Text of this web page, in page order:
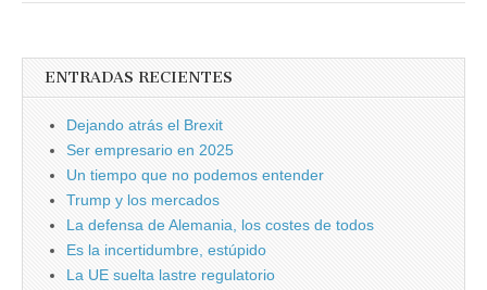
ENTRADAS RECIENTES
Dejando atrás el Brexit
Ser empresario en 2025
Un tiempo que no podemos entender
Trump y los mercados
La defensa de Alemania, los costes de todos
Es la incertidumbre, estúpido
La UE suelta lastre regulatorio